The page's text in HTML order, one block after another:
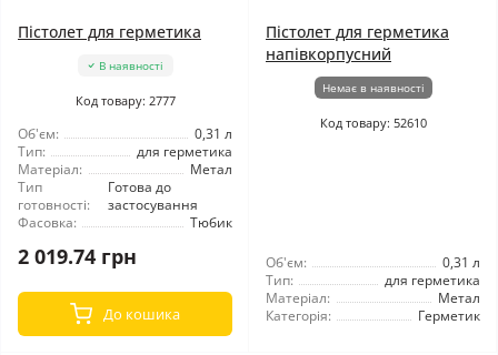
Пістолет для герметика
В наявності
Код товару: 2777
Об'єм:
0,31 л
Тип:
для герметика
Матеріал:
Метал
Тип
готовності:
Готова до
застосування
Фасовка:
Тюбик
2 019.74 грн
До кошика
Пістолет для герметика
напівкорпусний
Немає в наявності
Код товару: 52610
Об'єм:
0,31 л
Тип:
для герметика
Матеріал:
Метал
Категорія:
Герметик